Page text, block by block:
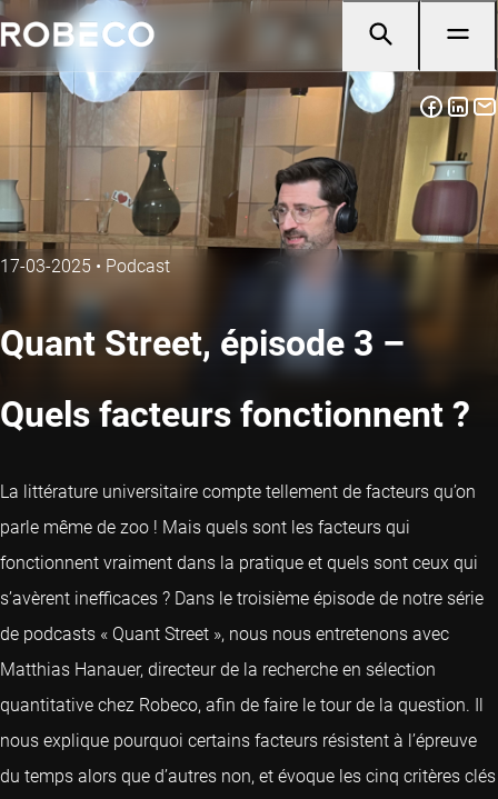
17-03-2025 • Podcast
Quant Street, épisode 3 –
Quels facteurs fonctionnent ?
La littérature universitaire compte tellement de facteurs qu’on
parle même de zoo ! Mais quels sont les facteurs qui
fonctionnent vraiment dans la pratique et quels sont ceux qui
s’avèrent inefficaces ? Dans le troisième épisode de notre série
de podcasts « Quant Street », nous nous entretenons avec
Matthias Hanauer, directeur de la recherche en sélection
quantitative chez Robeco, afin de faire le tour de la question. Il
nous explique pourquoi certains facteurs résistent à l’épreuve
du temps alors que d’autres non, et évoque les cinq critères clés